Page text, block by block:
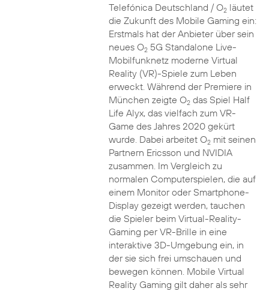
Telefónica Deutschland / O2läutet
die Zukunft des Mobile Gaming ein:
Erstmals hat der Anbieter über sein
neues O25G Standalone Live-
Mobilfunknetz moderne Virtual
Reality (VR)-Spiele zum Leben
erweckt. Während der Premiere in
München zeigte O2das Spiel Half
Life Alyx, das vielfach zum VR-
Game des Jahres 2020 gekürt
wurde. Dabei arbeitet O2mit seinen
Partnern Ericsson und NVIDIA
zusammen. Im Vergleich zu
normalen Computerspielen, die auf
einem Monitor oder Smartphone-
Display gezeigt werden, tauchen
die Spieler beim Virtual-Reality-
Gaming per VR-Brille in eine
interaktive 3D-Umgebung ein, in
der sie sich frei umschauen und
bewegen können. Mobile Virtual
Reality Gaming gilt daher als sehr